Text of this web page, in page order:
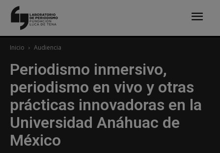
Inicio Audiencia
Periodismo inmersivo,
periodismo en vivo y otras
prácticas innovadoras en la
Universidad Anáhuac de
México